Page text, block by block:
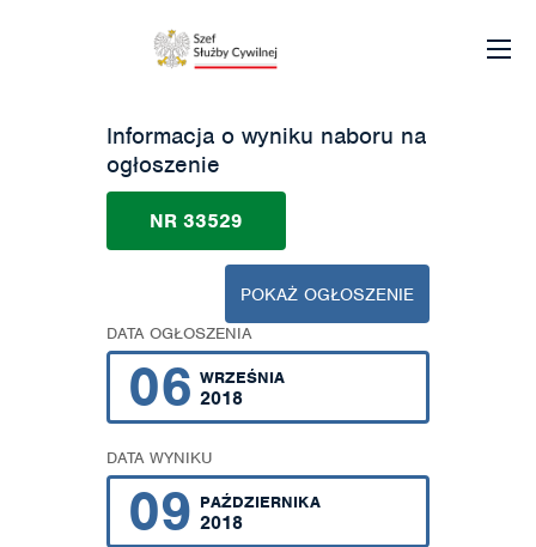
Informacja o wyniku naboru na
ogłoszenie
NR 33529
POKAŻ OGŁOSZENIE
DATA OGŁOSZENIA
06 WRZEŚNIA
2018
DATA WYNIKU
09 PAŹDZIERNIKA
2018